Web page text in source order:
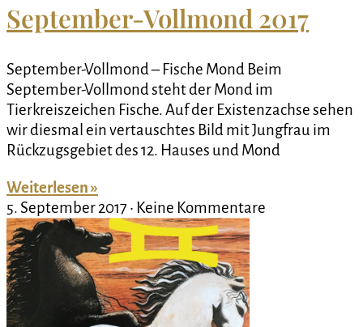
September-Vollmond 2017
September-Vollmond – Fische Mond Beim
September-Vollmond steht der Mond im
Tierkreiszeichen Fische. Auf der Existenzachse sehen
wir diesmal ein vertauschtes Bild mit Jungfrau im
Rückzugsgebiet des 12. Hauses und Mond
Weiterlesen »
5. September 2017
Keine Kommentare